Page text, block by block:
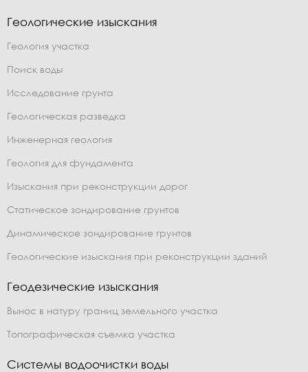
Геологические изыскания
Геология участка
Поиск воды
Исследование грунта
Геологическая разведка
Инженерная геология
Геология для фундамента
Изыскания при реконструкции дорог
Статическое зондирование грунтов
Динамическое зондирование грунтов
Геологические изыскания при реконструкции зданий
Геодезические изыскания
Вынос в натуру границ земельного участка
Топографическая съемка участка
Системы водоочистки воды